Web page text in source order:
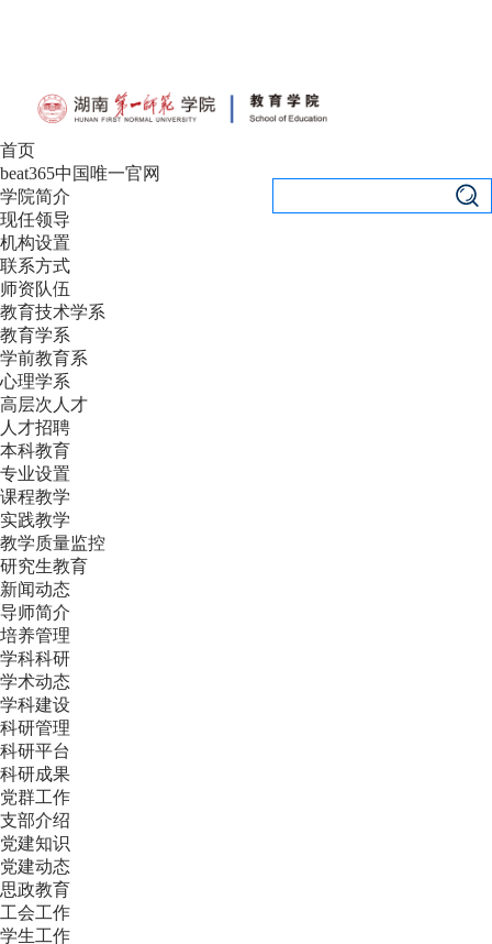
首页
beat365中国唯一官网
学院简介
现任领导
机构设置
联系方式
师资队伍
教育技术学系
教育学系
学前教育系
心理学系
高层次人才
人才招聘
本科教育
专业设置
课程教学
实践教学
教学质量监控
研究生教育
新闻动态
导师简介
培养管理
学科科研
学术动态
学科建设
科研管理
科研平台
科研成果
党群工作
支部介绍
党建知识
党建动态
思政教育
工会工作
学生工作